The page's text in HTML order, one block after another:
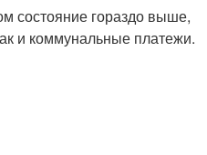
состояние гораздо выше,
и коммунальные платежи.